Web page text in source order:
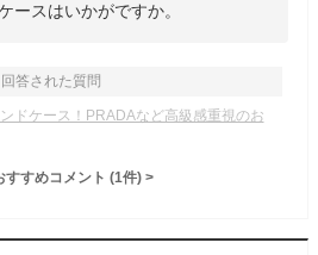
ースはいかがですか。
回答された質問
ドケース！PRADAなど高級感重視のお
すすめコメント (1件) >